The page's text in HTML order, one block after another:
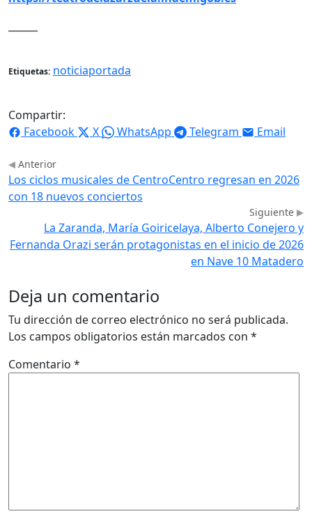
Etiquetas: noticiaportada
Compartir:
Facebook
X WhatsApp Telegram Email
Anterior
Los ciclos musicales de CentroCentro regresan en 2026
con 18 nuevos conciertos
Siguiente
La Zaranda, María Goiricelaya, Alberto Conejero y
Fernanda Orazi serán protagonistas en el inicio de 2026
en Nave 10 Matadero
Deja un comentario
Tu dirección de correo electrónico no será publicada.
Los campos obligatorios están marcados con *
Comentario *